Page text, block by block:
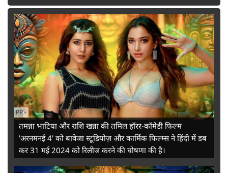
PR-
तमन्ना भाटिया और राशि खन्ना की तमिल हॉरर-कॉमेडी फिल्म
'अरनमनई 4' को बावेजा स्टूडियोज़ और कार्मिक फिल्म्स ने हिंदी में डब
कर 31 मई 2024 को रिलीज करने की घोषणा की है।